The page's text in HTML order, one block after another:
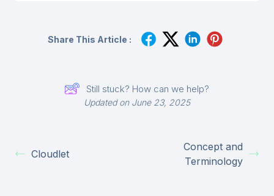
Share This Article :
Still stuck? How can we help?
Updated on June 23, 2025
Cloudlet
Concept and
Terminology